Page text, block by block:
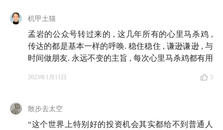
机甲土猫
孟岩的公众号转过来的 , 这几年所有的心里马杀鸡 ,
传达的都是基本一样的呼唤. 稳住稳住 , 谦逊谦逊 , 与
时间做朋友. 永远不变的主旨 , 每次心里马杀鸡都有用
2023年1月11日 5
散步去太空
“这个世界上特别好的投资机会其实都给不到普通人